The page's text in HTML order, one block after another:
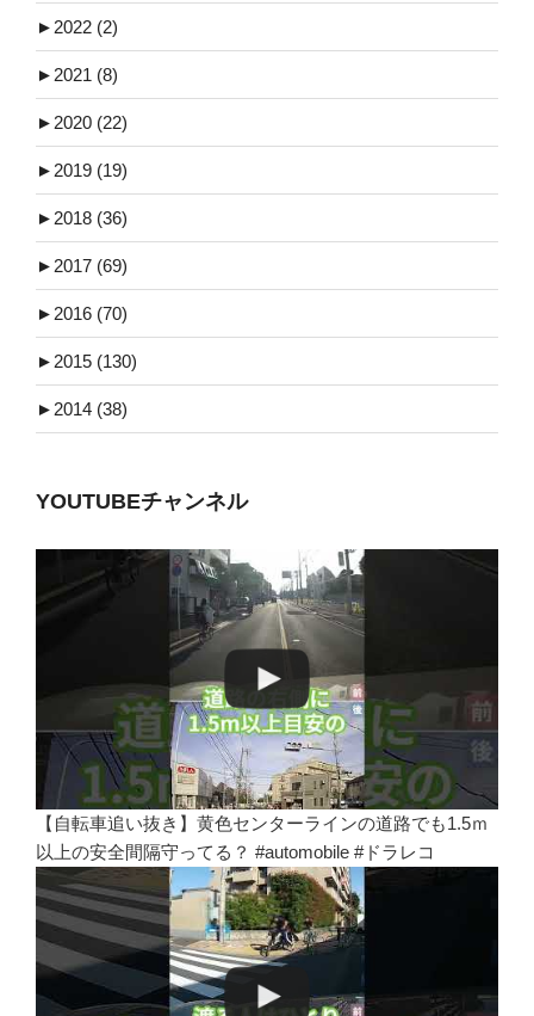
► 2022 (2)
► 2021 (8)
► 2020 (22)
► 2019 (19)
► 2018 (36)
► 2017 (69)
► 2016 (70)
► 2015 (130)
► 2014 (38)
YOUTUBEチャンネル
【自転車追い抜き】黄色センターラインの道路でも1.5ｍ
以上の安全間隔守ってる？ #automobile #ドラレコ